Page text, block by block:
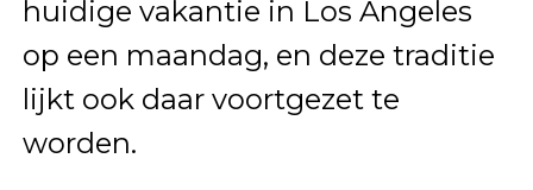
huidige vakantie in Los Angeles
op een maandag, en deze traditie
lijkt ook daar voortgezet te
worden.